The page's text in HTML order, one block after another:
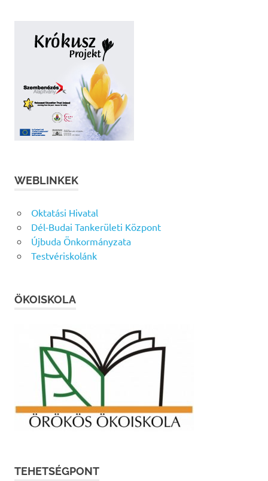
WEBLINKEK
Oktatási Hivatal
Dél-Budai Tankerületi Központ
Újbuda Önkormányzata
Testvériskolánk
ÖKOISKOLA
TEHETSÉGPONT